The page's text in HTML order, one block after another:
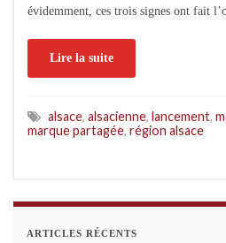
évidemment, ces trois signes ont fait
Lire la suite
alsace, alsacienne, lancement,
marque partagée, région alsace
ARTICLES RÉCENTS